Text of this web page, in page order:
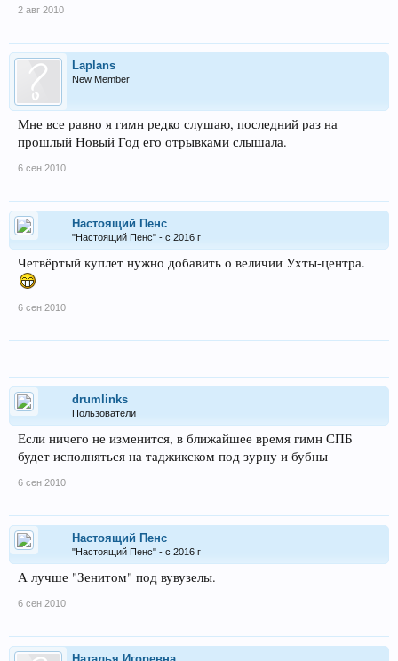
Несокрушим - ты смог в года лихие
Преодолеть все бури и ветра!
С морской душой,
Бессмертен, как Россия,
Плыви, фрегат, под парусом Петра!
Грядущий день озарен тобой.
Так расцветай, наш прекрасный город!
Высокая честь - жить единой судьбой!
Скачать Гимн Санкт-Петербурга (музыка Глиера) можно здесь
2 авг 2010
Laplans
New Member
Мне все равно я гимн редко слушаю, последний раз на
прошлый Новый Год его отрывками слышала.
6 сен 2010
Настоящий Пенс
"Настоящий Пенс" - с 2016 г
Четвёртый куплет нужно добавить о величии Ухты-центра.
6 сен 2010
drumlinks
Пользователи
Если ничего не изменится, в ближайшее время гимн СПБ
будет исполняться на таджикском под зурну и бубны
6 сен 2010
Настоящий Пенс
"Настоящий Пенс" - с 2016 г
А лучше "Зенитом" под вувузелы.
6 сен 2010